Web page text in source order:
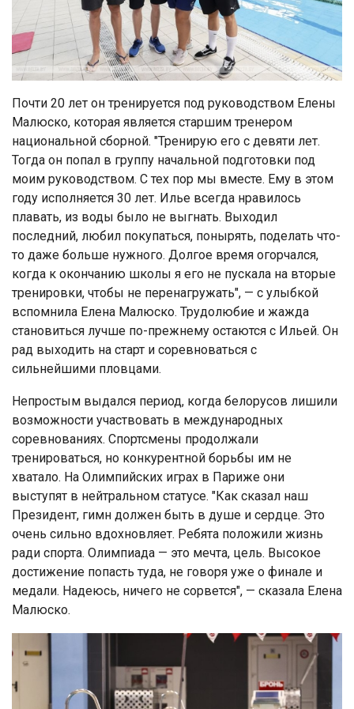
Почти 20 лет он тренируется под руководством Елены
Малюско, которая является старшим тренером
национальной сборной. "Тренирую его с девяти лет.
Тогда он попал в группу начальной подготовки под
моим руководством. С тех пор мы вместе. Ему в этом
году исполняется 30 лет. Илье всегда нравилось
плавать, из воды было не выгнать. Выходил
последний, любил покупаться, понырять, поделать что-
то даже больше нужного. Долгое время огорчался,
когда к окончанию школы я его не пускала на вторые
тренировки, чтобы не перенагружать", — с улыбкой
вспомнила Елена Малюско. Трудолюбие и жажда
становиться лучше по-прежнему остаются с Ильей. Он
рад выходить на старт и соревноваться с
сильнейшими пловцами.
Непростым выдался период, когда белорусов лишили
возможности участвовать в международных
соревнованиях. Спортсмены продолжали
тренироваться, но конкурентной борьбы им не
хватало. На Олимпийских играх в Париже они
выступят в нейтральном статусе. "Как сказал наш
Президент, гимн должен быть в душе и сердце. Это
очень сильно вдохновляет. Ребята положили жизнь
ради спорта. Олимпиада — это мечта, цель. Высокое
достижение попасть туда, не говоря уже о финале и
медали. Надеюсь, ничего не сорвется", — сказала Елена
Малюско.